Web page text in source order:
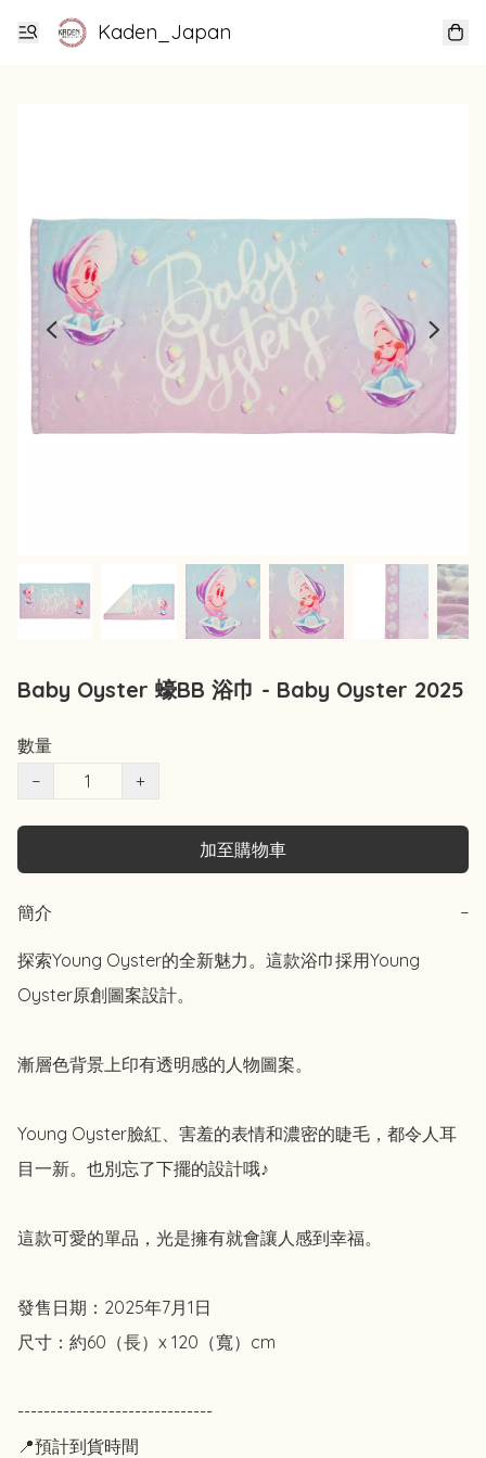
Kaden_Japan
Baby Oyster 蠔BB 浴巾 - Baby Oyster 2025
數量
−
+
加至購物車
簡介 −
探索Young Oyster的全新魅力。這款浴巾採用Young
Oyster原創圖案設計。
漸層色背景上印有透明感的人物圖案。
Young Oyster臉紅、害羞的表情和濃密的睫毛，都令人耳
目一新。也別忘了下擺的設計哦♪
這款可愛的單品，光是擁有就會讓人感到幸福。
發售日期：2025年7月1日
尺寸：約60（長）x 120（寬）cm
------------------------------
📍預計到貨時間